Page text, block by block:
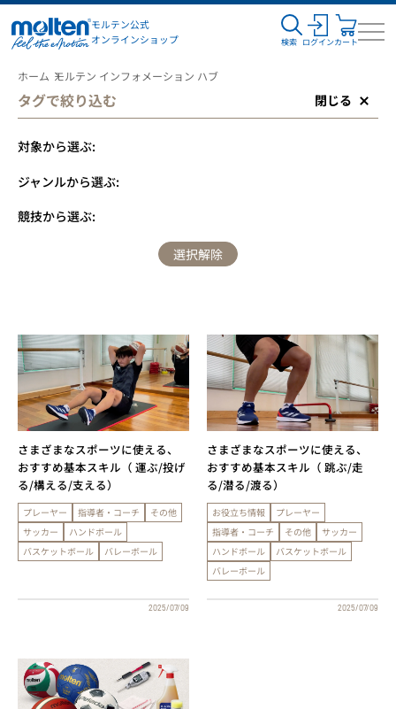
モルテン公式
オンラインショップ
検索 ログインカート
ホーム モルテン インフォメーション ハブ
タグで絞り込む 閉じる
対象から選ぶ:
ジャンルから選ぶ:
競技から選ぶ:
選択解除
さまざまなスポーツに使える、
おすすめ基本スキル（ 運ぶ/投げ
る/構える/支える）
プレーヤー 指導者・コーチ
その他
サッカー
ハンドボール
バスケットボール
バレーボール
2025/07/09
さまざまなスポーツに使える、
おすすめ基本スキル（ 跳ぶ/走
る/潜る/渡る）
お役立ち情報
プレーヤー
指導者・コーチ
その他
サッカー
ハンドボール
バスケットボール
バレーボール
2025/07/09